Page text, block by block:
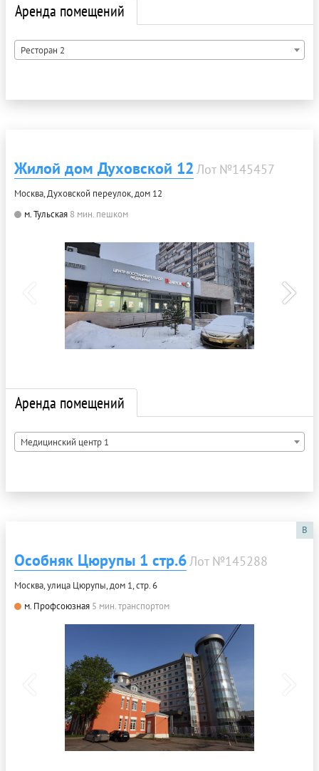
Аренда помещений
Ресторан 2
Жилой дом Духовской 12 Лот №145457
Москва, Духовской переулок, дом 12
м. Тульская 8 мин. пешком
Аренда помещений
Медицинский центр 1
B
Особняк Цюрупы 1 стр.6Лот №145288
Москва, улица Цюрупы, дом 1, стр. 6
м. Профсоюзная 5 мин. транспортом